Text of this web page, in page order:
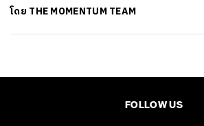
โดย THE MOMENTUM TEAM
FOLLOW US